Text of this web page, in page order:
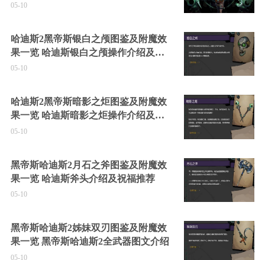
05-10
哈迪斯2黑帝斯银白之颅图鉴及附魔效
果一览 哈迪斯银白之颅操作介绍及祝
福推荐
05-10
哈迪斯2黑帝斯暗影之炬图鉴及附魔效
果一览 哈迪斯暗影之炬操作介绍及祝
福推荐
05-10
黑帝斯哈迪斯2月石之斧图鉴及附魔效
果一览 哈迪斯斧头介绍及祝福推荐
05-10
黑帝斯哈迪斯2姊妹双刃图鉴及附魔效
果一览 黑帝斯哈迪斯2全武器图文介绍
05-10